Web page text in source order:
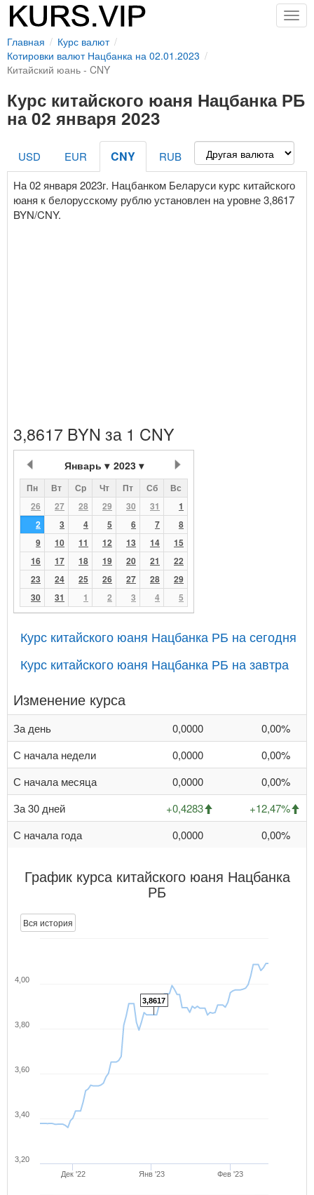
Главная
Курс валют
Котировки валют Нацбанка на 02.01.2023
Китайский юань - CNY
Курс китайского юаня Нацбанка РБ
на 02 января 2023
USD EUR CNY
RUB
На 02 января 2023г. Нацбанком Беларуси курс китайского
юаня к белорусскому рублю установлен на уровне 3,8617
BYN/CNY.
3,8617 BYN за 1 CNY
Январь 2023
Пн Вт Ср Чт Пт Сб
Вс
26
27 28 29 30 31
1
2
3 4 5 6 7
8
9
10 11 12 13 14
15
16
17 18 19 20 21
22
23
24 25 26 27 28
29
30
31 1 2 3 4 5
Курс китайского юаня Нацбанка РБ на сегодня
Курс китайского юаня Нацбанка РБ на завтра
Изменение курса
За день 0,0000
0,00%
С начала недели
0,0000
0,00%
С начала месяца
0,0000
0,00%
За 30 дней
+0,4283
+12,47%
С начала года
0,0000 0,00%
График курса китайского юаня Нацбанка
РБ
Вся история
3,8617
Дек '22 Янв '23 Фев '23
3,20
3,40
3,60
3,80
4,00